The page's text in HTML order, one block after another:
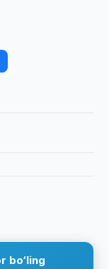
bo‘ling